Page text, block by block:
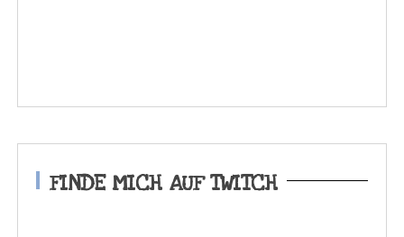
FINDE MICH AUF TWITCH